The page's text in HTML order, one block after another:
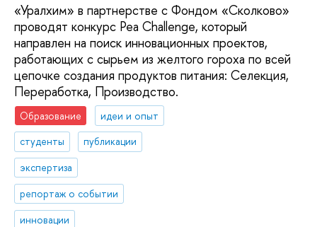
«Уралхим» в партнерстве с Фондом «Сколково»
проводят конкурс Pea Challenge, который
направлен на поиск инновационных проектов,
работающих с сырьем из желтого гороха по всей
цепочке создания продуктов питания: Селекция,
Переработка, Производство.
Образование
идеи и опыт
студенты
публикации
экспертиза
репортаж о событии
инновации